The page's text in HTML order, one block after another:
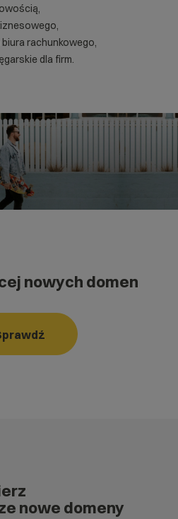
rachunkowego,
dla firm.
nowych domen
nowe domeny